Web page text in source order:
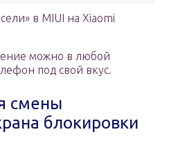
в MIUI на Xiaomi
можно в любой
под свой вкус.
смены
блокировки